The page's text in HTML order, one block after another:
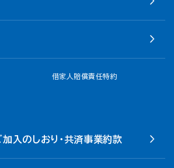
借家人賠償責任特約
入のしおり・共済事業約款